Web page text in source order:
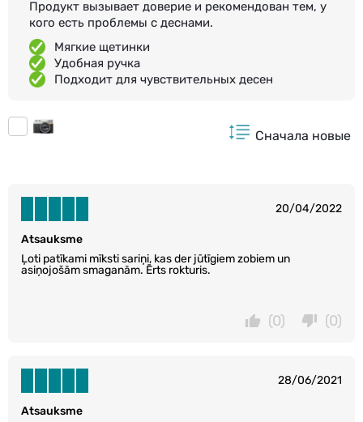
Продукт вызывает доверие и рекомендован тем, у
кого есть проблемы с деснами.
Мягкие щетинки
Удобная ручка
Подходит для чувствительных десен
Сначала новые
20/04/2022
Atsauksme
Ļoti patīkami mīksti sariņi, kas der jūtīgiem zobiem un
asiņojošām smaganām. Ērts rokturis.
(0)
(0)
28/06/2021
Atsauksme